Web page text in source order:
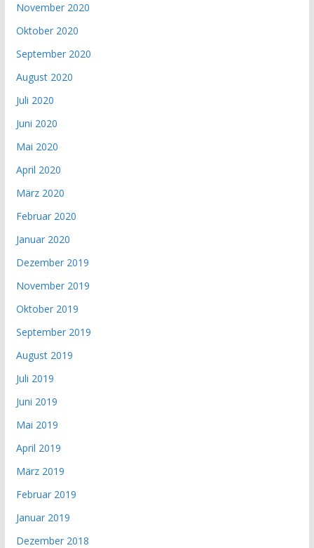
November 2020
Oktober 2020
September 2020
August 2020
Juli 2020
Juni 2020
Mai 2020
April 2020
März 2020
Februar 2020
Januar 2020
Dezember 2019
November 2019
Oktober 2019
September 2019
August 2019
Juli 2019
Juni 2019
Mai 2019
April 2019
März 2019
Februar 2019
Januar 2019
Dezember 2018